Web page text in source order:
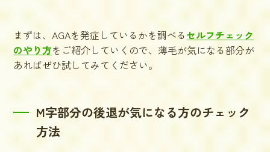
まずは、AGAを発症しているかを調べるセルフチェック
のやり方をご紹介していくので、薄毛が気になる部分が
あればぜひ試してみてください。
M字部分の後退が気になる方のチェック
方法